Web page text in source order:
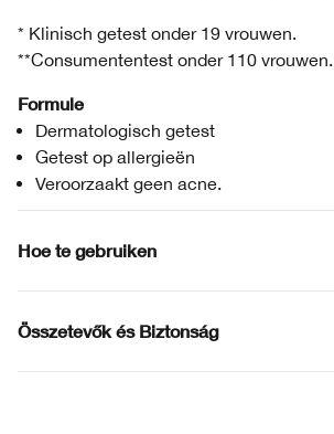
* Klinisch getest onder 19 vrouwen.
**Consumententest onder 110 vrouwen.
Formule
Dermatologisch getest
Getest op allergieën
Veroorzaakt geen acne.
Hoe te gebruiken
Összetevők és Biztonság